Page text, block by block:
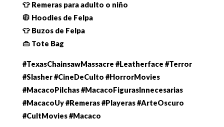
👕 Remeras para adulto o niño
🧥 Hoodies de Felpa
👕 Buzos de Felpa
👜 Tote Bag
#TexasChainsawMassacre #Leatherface #Terror
#Slasher #CineDeCulto #HorrorMovies
#MacacoPilchas #MacacoFigurasInnecesarias
#MacacoUy #Remeras #Playeras #ArteOscuro
#CultMovies #Macaco